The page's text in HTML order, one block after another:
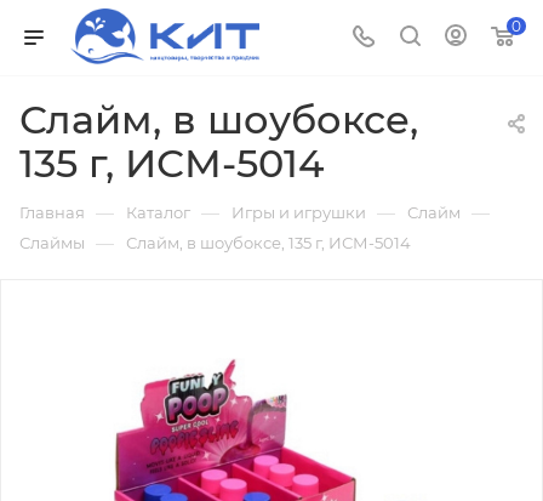
0
Слайм, в шоубоксе,
135 г, ИСМ-5014
Главная — Каталог — Игры и игрушки — Слайм —
Слаймы — Слайм, в шоубоксе, 135 г, ИСМ-5014